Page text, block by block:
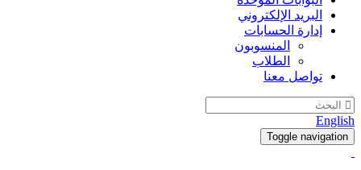
البريد الإلكتروني
إدارة الحسابات
المنسوبون
الطلاب
تواصل معنا
English
Toggle navigation